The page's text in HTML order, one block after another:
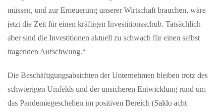
Kreismedienzentrum Waldshut…
MAI 26, 2026
Internationale Lotterien im Trend: Warum
Lotterien haben über viele Jahre nur national funktioniert und
Mehrländerlotterien aus…
müssen, und zur Erneuerung unserer Wirtschaft brauchen, wäre
jetzt die Zeit für einen kräftigen Investitionsschub. Tatsächlich
aber sind die Investitionen aktuell zu schwach für einen selbst
tragenden Aufschwung.“
Die Beschäftigungsabsichten der Unternehmen bleiben trotz des
schwierigen Umfelds und der unsicheren Entwicklung rund um
das Pandemiegeschehen im positiven Bereich (Saldo acht